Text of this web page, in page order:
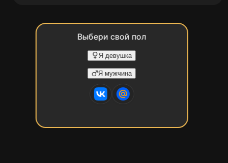
Выбери свой пол
Я девушка
Я мужчина